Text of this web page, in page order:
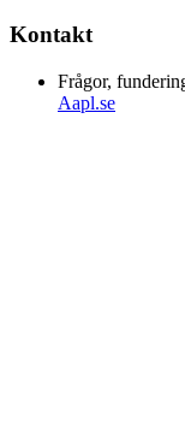
Kontakt
Frågor,
Aapl.se